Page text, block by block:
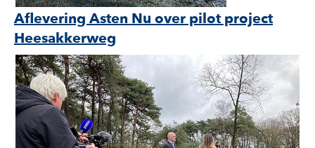
Aflevering Asten Nu over pilot project
Heesakkerweg